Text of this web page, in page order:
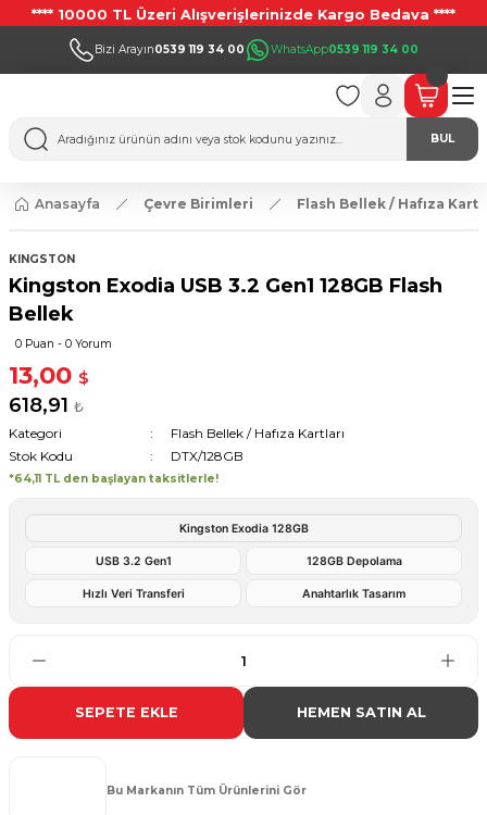
**** 10000 TL Üzeri Alışverişlerinizde Kargo Bedava ****
Bizi Arayın0539 119 34 00 WhatsApp0539 119 34 00
BUL
Anasayfa Çevre Birimleri Flash Bellek / Hafıza
KINGSTON
Kingston Exodia USB 3.2 Gen1 128GB Flash
Bellek
0 Puan - 0 Yorum
13,00 $
618,91 ₺
Kategori
Flash Bellek / Hafıza Kartları
Stok Kodu
DTX/128GB
*64,11 TL den başlayan taksitlerle!
Kingston Exodia 128GB
USB 3.2 Gen1 128GB Depolama
Hızlı Veri Transferi Anahtarlık Tasarım
SEPETE EKLE HEMEN SATIN AL
Bu Markanın Tüm Ürünlerini Gör